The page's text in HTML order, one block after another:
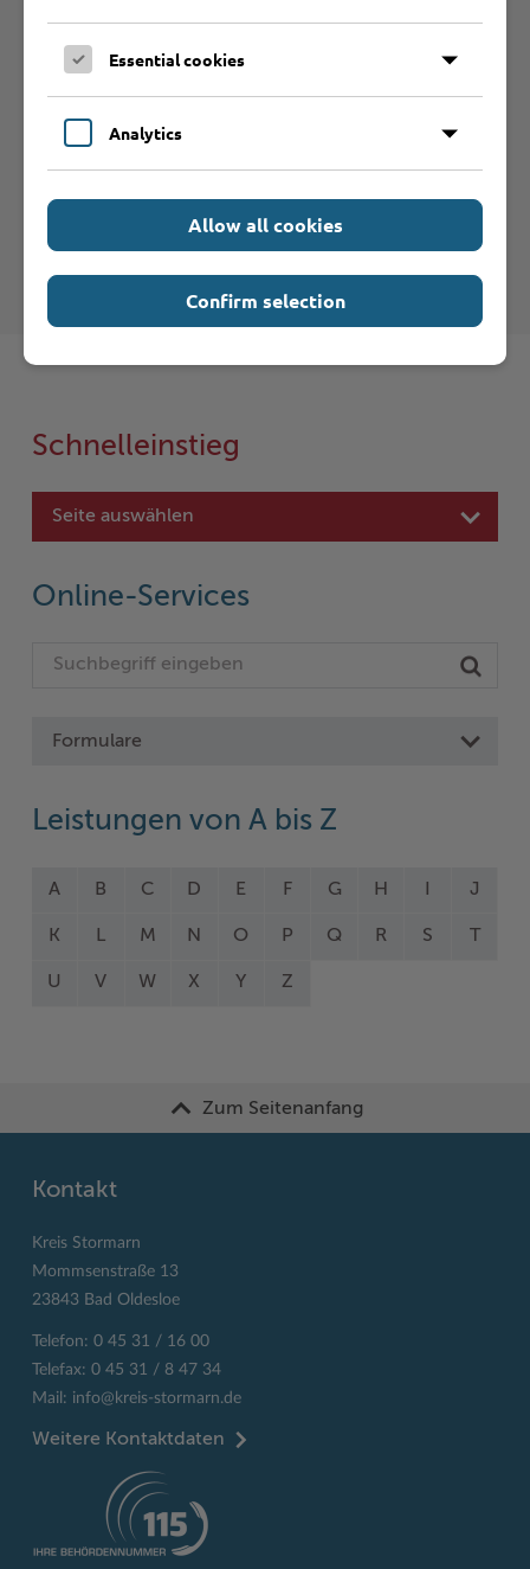
Hilfe & Kontakt:
Kreis Stormarn - Bauaufsicht und
Denkmalschutz
Schnelleinstieg
Seite auswählen
Online-Services
Formulare
Leistungen von A bis Z
A B C D E F G H J
K L M N O P Q R S
U V W X Y Z
Zum Seitenanfang
Kontakt
Kreis Stormarn
Mommsenstraße 13
23843 Bad Oldesloe
Telefon: 0 45 31 / 16 00
Telefax: 0 45 31 / 8 47 34
Mail: info@kreis-stormarn.de
Weitere Kontaktdaten
Essential cookies
Analytics
Allow all cookies
Confirm selection